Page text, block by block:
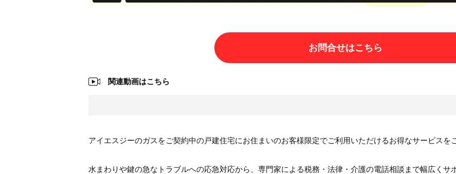
お問合せはこちら
関連動画はこちら
アイエスジーのガスをご契約中の戸建住宅にお住まいのお客様限定でご利用いただけるお得なサービスを
水まわりや鍵の急なトラブルへの応急対応から、専門家による税務・法律・介護の電話相談まで幅広くサ